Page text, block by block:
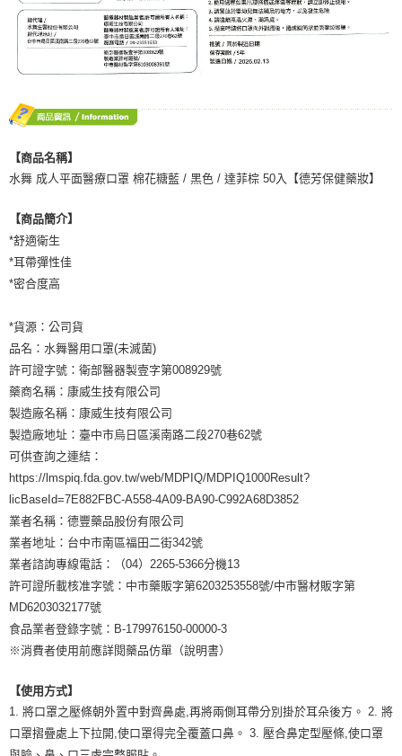
ATM／網路銀行／等多元方式進行付款，方視為交易完成。
※ 請注意：結帳手續完成當下不需立刻繳費，但若您需要取消訂單，請聯絡
購買商品的店家。未經商家同意取消之訂單仍視為有效，需透過AFTEE先享
後付繳納相關費用。
※ 交易是否成功請以「AFTEE先享後付 」之結帳頁面顯示為準，若有關於
客戶支援中心」https://netprotections.freshdesk.com/support/home
１．透過由恩沛科技股份有限公司提供之「AFTEE先享後付」服務完成之交
易，需依本服務之必要範圍內提供個人資料，並將交易相關給付款項請求債
權轉讓予恩沛科技股份有限公司。
https://aftee.tw/terms/#terms3
３．未成年的使用者請事先徵得法定代理人或監護人之同意方可使用
任。
４．使用「AFTEE先享後付」時，將依據個別帳號之用戶狀況，依本公司即
５．嚴禁一人註冊多個帳號或使用他人資訊註冊。若發現惡意使用之情形，
恩沛科技股份有限公司將有權停止該用戶之使用額度並採取法律行動。
宅配
每筆NT$80，滿NT$600(含以上)免運費
付款後門市自取
【商品名稱】
水舞 成人平面醫療口罩 棉花糖藍 / 黑色 / 達菲棕 50入【德芳保健藥妝】
【商品簡介】
*舒適衛生
*耳帶彈性佳
*密合度高
*貨源：公司貨
品名：水舞醫用口罩(未滅菌)
許可證字號：衛部醫器製壹字第008929號
藥商名稱：康威生技有限公司
製造廠名稱：康威生技有限公司
製造廠地址：臺中市烏日區溪南路二段270巷62號
可供查詢之連結：
https://lmspiq.fda.gov.tw/web/MDPIQ/MDPIQ1000Result?
licBaseId=7E882FBC-A558-4A09-BA90-C992A68D3852
業者名稱：德豐藥品股份有限公司
業者地址：台中市南區福田二街342號
業者諮詢專線電話：（04）2265-5366分機13
許可證所載核准字號：中市藥販字第6203253558號/中市醫材販字第
MD6203032177號
食品業者登錄字號：B-179976150-00000-3
※消費者使用前應詳閱藥品仿單（說明書）
【使用方式】
1. 將口罩之壓條朝外置中對齊鼻處,再將兩側耳帶分別掛於耳朵後方。 2. 將
口罩摺疊處上下拉開,使口罩得完全覆蓋口鼻。 3. 壓合鼻定型壓條,使口罩